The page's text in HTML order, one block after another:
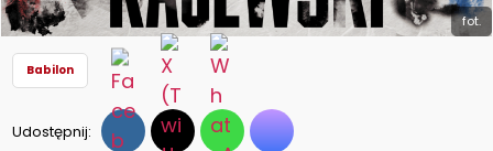
fot.
Babilon
Udostępnij: